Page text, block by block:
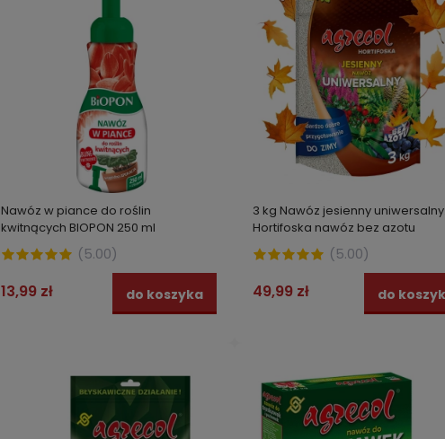
Pałeczki nawozowe do pelargonii
nawóz BIOPON 30 szt
do koszyka
Skuteczna pułapka na MYSZY
klasyczna drewniana
BROS
2,99 zł do
Nawóz w piance do roślin
kwitnących BIOPON 250 ml
(5.00)
13,99 zł do koszyka
3 kg Nawóz jesienny uniwersalny.
Hortifoska nawóz bez azotu
AGRECOL
(5.00)
49,99 zł do